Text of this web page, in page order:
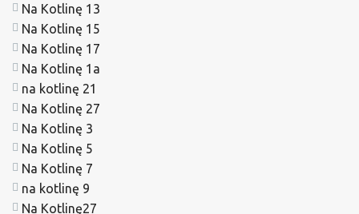
Na Kotlinę 13
Na Kotlinę 15
Na Kotlinę 17
Na Kotlinę 1a
na kotlinę 21
Na Kotlinę 27
Na Kotlinę 3
Na Kotlinę 5
Na Kotlinę 7
na kotlinę 9
Na Kotlinę27